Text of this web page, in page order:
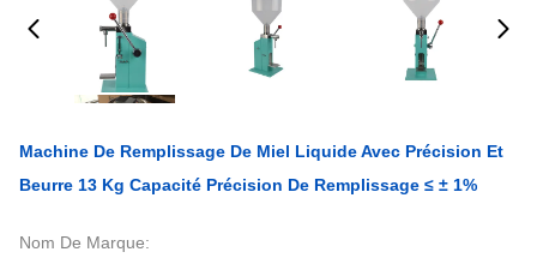
Machine De Remplissage De Miel Liquide Avec Précision Et
Beurre 13 Kg Capacité Précision De Remplissage ≤ ± 1%
Nom De Marque: